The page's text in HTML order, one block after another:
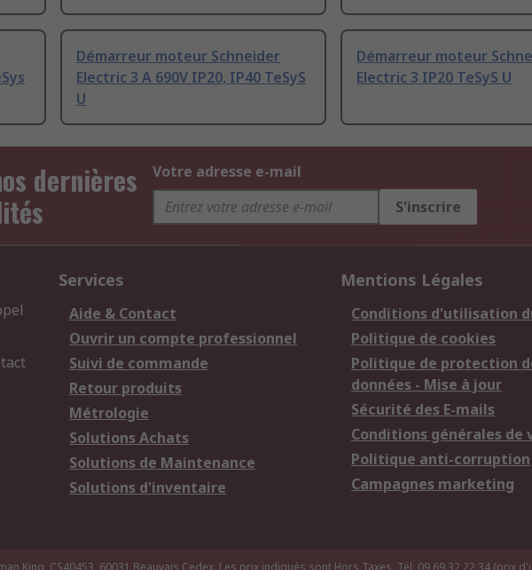
Démarreur moteur Schneider
Electric 3 A 690V IP20, IP40 TeSyS
U
Démarreur moteur
Electric 3 IP20 TeSyS U
dernières
Votre adresse e-mail
S'inscrire
Services
Aide & Contact
Ouvrir un compte professionnel
Suivi de commande
Retour produits
Métrologie
Solutions Achats
Solutions de Maintenance
Solutions d'inventaire
Mentions Légales
Conditions d'utilisation
Politique de cookies
Politique de protection
données - Mise à jour
Sécurité des E-mails
Conditions générales de
Politique anti-corruption
Campagnes marketing